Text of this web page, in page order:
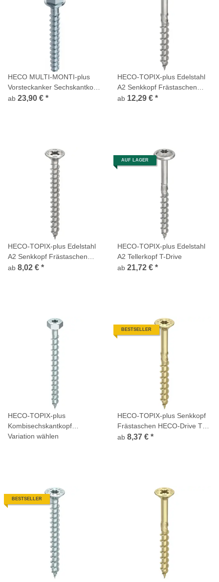
HECO MULTI-MONTI-plus
Vorsteckanker Sechskantkopf
metrisches Anschlussgewinde
ab 23,90 € *
HECO-TOPIX-plus Edelstahl
A2 Senkkopf Frästaschen
HECO-Drive TX Teilgewinde
ab 12,29 € *
HECO-TOPIX-plus Edelstahl
A2 Senkkopf Frästaschen
Pozi
ab 8,02 € *
AUF LAGER
HECO-TOPIX-plus Edelstahl
A2 Tellerkopf T-Drive
ab 21,72 € *
HECO-TOPIX-plus
Kombisechskantkopf
Sechskantkopf + T-Drive
Variation wählen
BESTSELLER
HECO-TOPIX-plus Senkkopf
Frästaschen HECO-Drive TX
Teilgewinde gelb chromatiert
ab 8,37 € *
BESTSELLER